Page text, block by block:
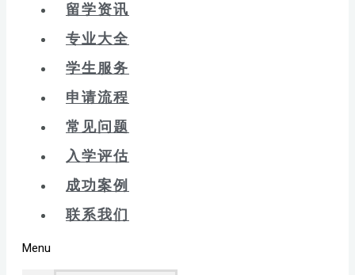
留学资讯
专业大全
学生服务
申请流程
常见问题
入学评估
成功案例
联系我们
Menu